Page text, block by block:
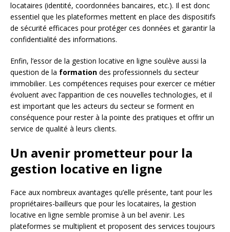
locataires (identité, coordonnées bancaires, etc.). Il est donc
essentiel que les plateformes mettent en place des dispositifs
de sécurité efficaces pour protéger ces données et garantir la
confidentialité des informations.
Enfin, l’essor de la gestion locative en ligne soulève aussi la
question de la formation des professionnels du secteur
immobilier. Les compétences requises pour exercer ce métier
évoluent avec l’apparition de ces nouvelles technologies, et il
est important que les acteurs du secteur se forment en
conséquence pour rester à la pointe des pratiques et offrir un
service de qualité à leurs clients.
Un avenir prometteur pour la
gestion locative en ligne
Face aux nombreux avantages qu’elle présente, tant pour les
propriétaires-bailleurs que pour les locataires, la gestion
locative en ligne semble promise à un bel avenir. Les
plateformes se multiplient et proposent des services toujours